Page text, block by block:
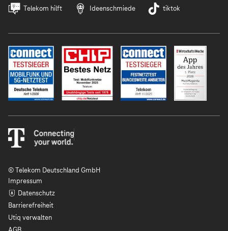
Telekom hilft Ideenschmiede tiktok
© Telekom Deutschland GmbH
Impressum
Datenschutz
Barrierefreiheit
Utiq verwalten